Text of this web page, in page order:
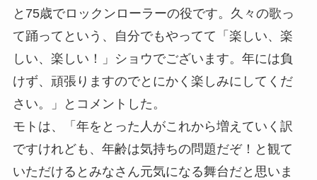
と75歳でロックンローラーの役です。久々の歌っ
て踊ってという、自分でもやってて「楽しい、楽
しい、楽しい！」ショウでございます。年には負
けず、頑張りますのでとにかく楽しみにしてくだ
さい。」とコメントした。
モトは、「年をとった人がこれから増えていく訳
ですけれども、年齢は気持ちの問題だぞ！と観て
いただけるとみなさん元気になる舞台だと思いま